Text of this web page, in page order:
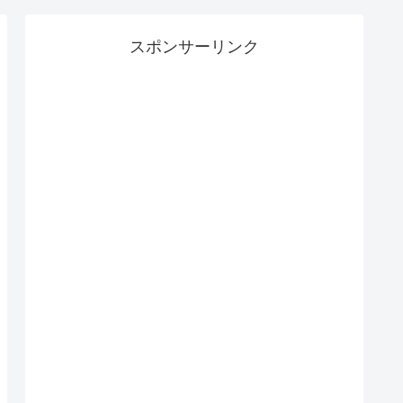
スポンサーリンク